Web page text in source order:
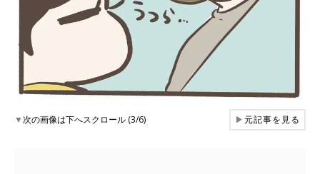
▼次の画像は下へスクロール (3/6) ▶元記事を見る